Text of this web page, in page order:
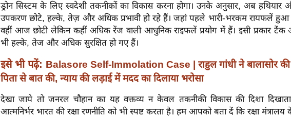
ड्रोन सिस्टम के लिए स्वदेशी तकनीकों का विकास करना होगा। उनके अनुसार, अब हथियार
उपकरण छोटे, हल्के, तेज़ और अधिक प्रभावी हो रहे हैं। जहां पहले भारी-भरकम रायफलें हुआ
वहीं आज छोटी लेकिन कहीं अधिक रेंज वाली आधुनिक राइफलें प्रयोग में हैं। इसी प्रकार टैंक
भी हल्के, तेज और अधिक सुरक्षित हो गए हैं।
इसे भी पढ़ें: Balasore Self-Immolation Case | राहुल गांधी ने बालासोर की
पिता से बात की, न्याय की लड़ाई में मदद का दिलाया भरोसा
देखा जाये तो जनरल चौहान का यह वक्तव्य न केवल तकनीकी विकास की दिशा
आत्मनिर्भर भारत की रक्षा रणनीति को भी स्पष्ट करता है। हम आपको बता दें कि रक्षा